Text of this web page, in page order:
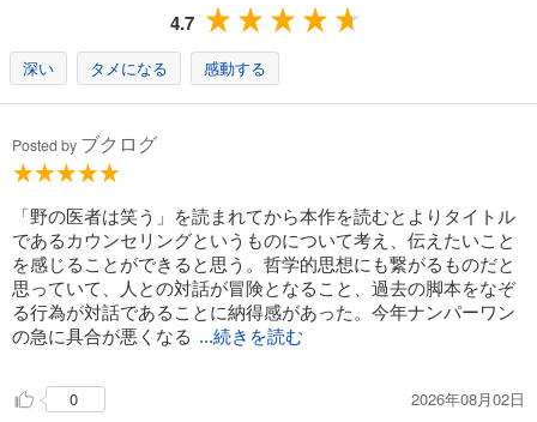
4.7
深い タメになる 感動する
Posted by ブクログ
「野の医者は笑う」を読まれてから本作を読むとよりタイトル
であるカウンセリングというものについて考え、伝えたいこと
を感じることができると思う。哲学的思想にも繋がるものだと
思っていて、人との対話が冒険となること、過去の脚本をなぞ
る行為が対話であることに納得感があった。今年ナンパーワン
の急に具合が悪くなる ...続きを読む
0 2026年08月02日